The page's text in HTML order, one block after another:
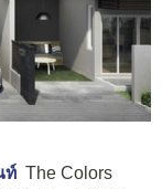
ท์ The Colors